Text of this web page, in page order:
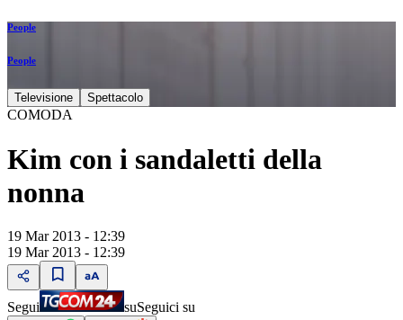
People
People
Televisione Spettacolo
COMODA
Kim con i sandaletti della
nonna
19 Mar 2013 - 12:39
19 Mar 2013 - 12:39
Segui suSeguici su